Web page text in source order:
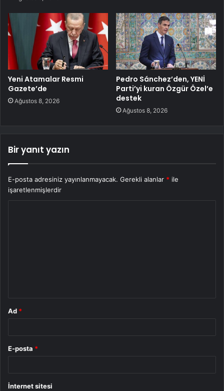
Yeni Atamalar Resmi
Gazete’de
Ağustos 8, 2026
Pedro Sánchez’den, YENİ
Parti’yi kuran Özgür Özel’e
destek
Ağustos 8, 2026
Bir yanıt yazın
E-posta adresiniz yayınlanmayacak. Gerekli alanlar * ile
işaretlenmişlerdir
Ad *
E-posta *
İnternet sitesi